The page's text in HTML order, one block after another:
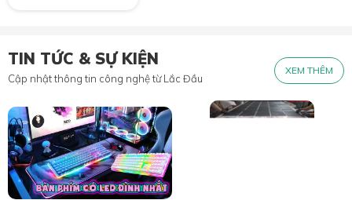
TIN TỨC & SỰ KIỆN
Cập nhật thông tin công nghệ từ Lắc Đầu
XEM THÊM